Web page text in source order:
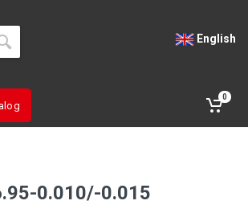
English
0
0.010/-0.015